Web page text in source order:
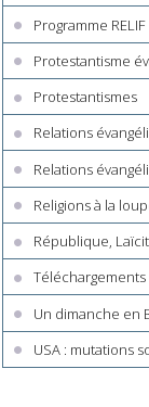
Programme RELIF
Protestantisme
Protestantismes
Relations
Relations
Religions à la
République,
Téléchargements
Un dimanche en
USA : mutations